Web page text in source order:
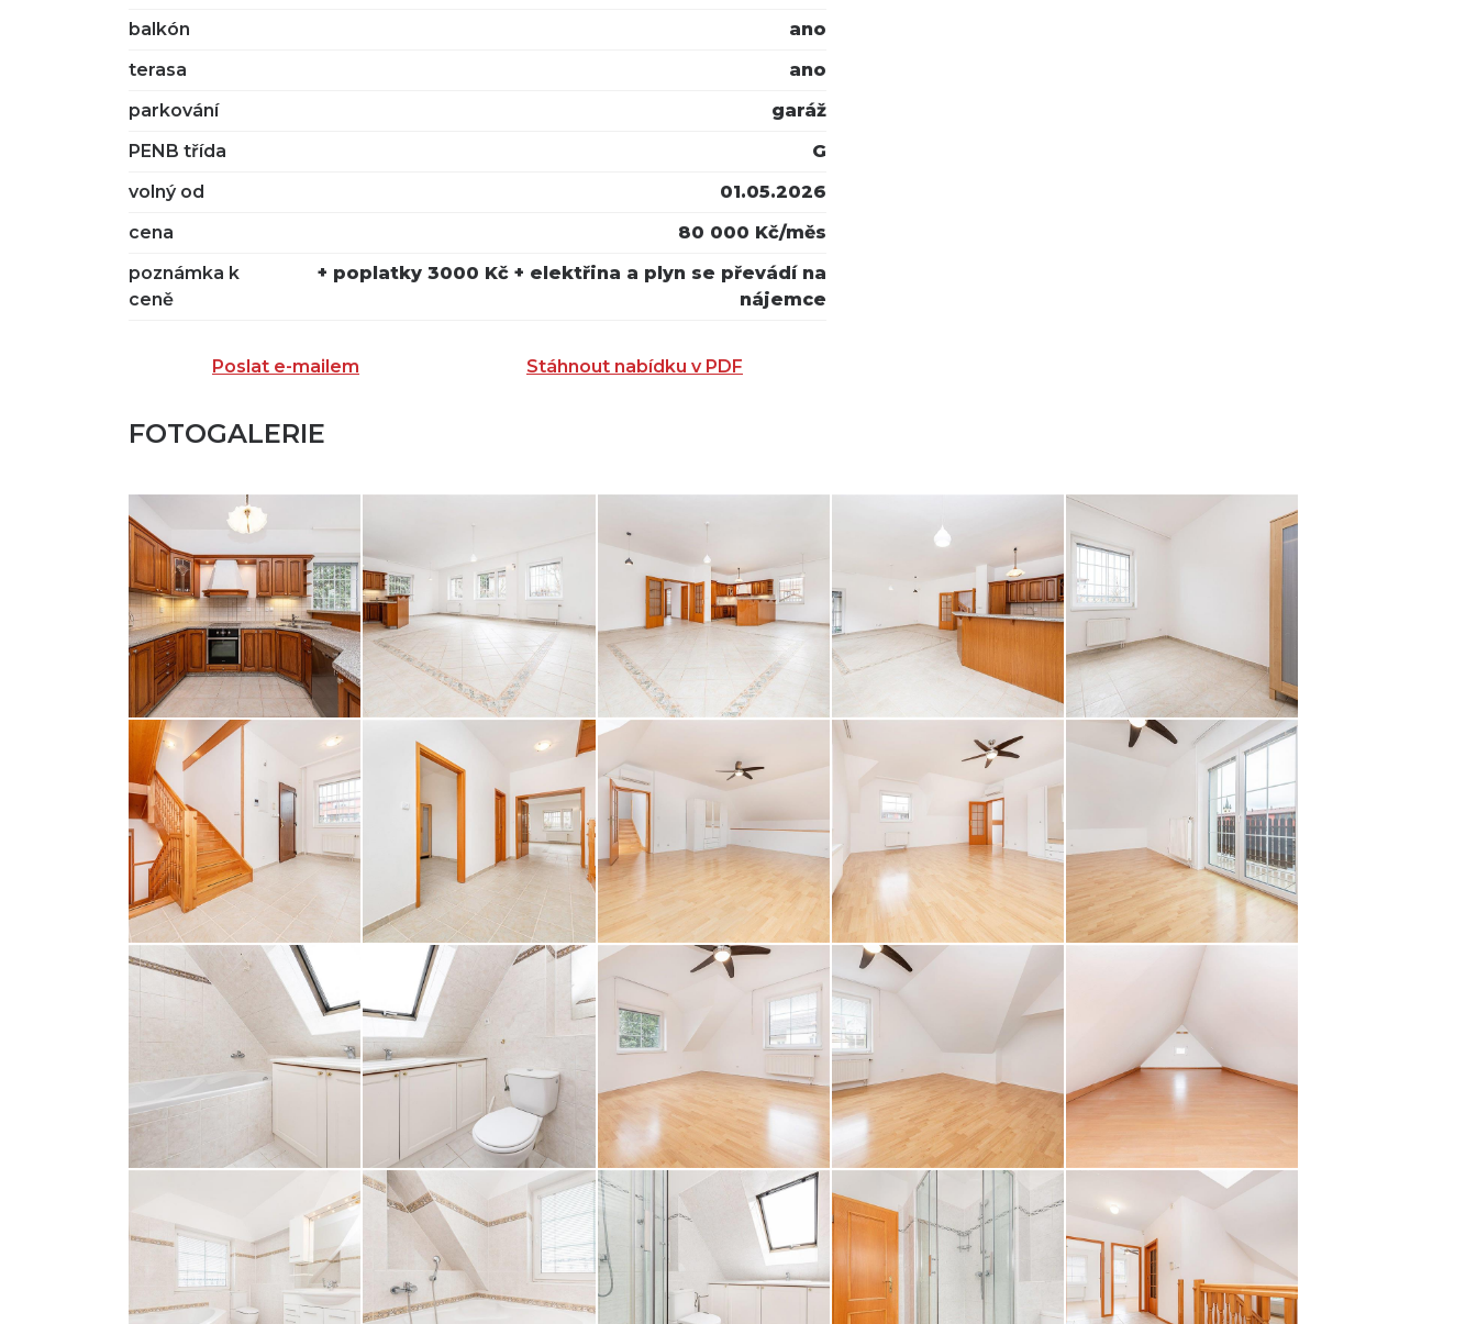
balkón
ano
terasa
ano
parkování
garáž
PENB třída
G
volný od
01.05.2026
cena
80 000 Kč/měs
poznámka k
ceně
+ poplatky 3000 Kč + elektřina a plyn se převádí na
nájemce
Poslat e-mailem Stáhnout nabídku v PDF
opiš kód z obrázku
ODESLAT ZPRÁVU
FOTOGALERIE